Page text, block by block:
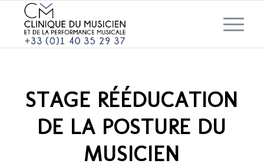
STAGE RÉÉDUCATION
DE LA POSTURE DU
MUSICIEN